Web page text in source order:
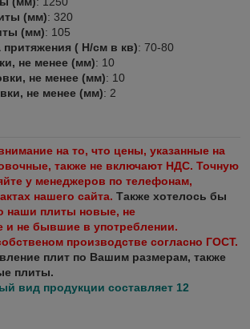
(мм): 320
(мм): 105
( H/см в кв): 70-80
не менее (мм): 10
не менее (мм): 10
не менее (мм): 2
на то, что цены, указанные на
также не включают НДС. Точную
у менеджеров по телефонам,
нашего сайта. Также хотелось бы
наши плиты новые, не
и не бывшие в употреблении.
производстве согласно ГОСТ.
плит по Вашим размерам, также
плиты.
вид продукции составляет 12